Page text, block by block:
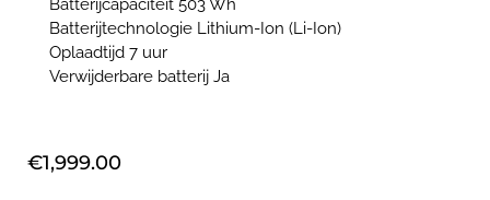
Batterijcapaciteit 503 Wh
Batterijtechnologie Lithium-Ion (Li-Ion)
Oplaadtijd 7 uur
Verwijderbare batterij Ja
€1,999.00